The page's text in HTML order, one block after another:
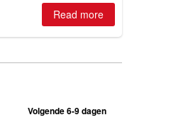
hemisphere down to
areas still open.Read more
Volgende 6-9 dagen